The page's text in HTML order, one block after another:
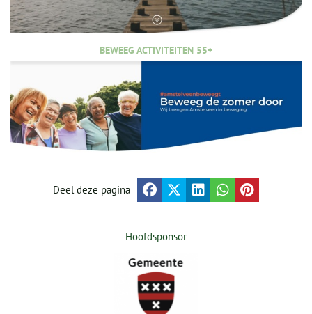
BEWEEG ACTIVITEITEN 55+
Deel deze pagina
Hoofdsponsor